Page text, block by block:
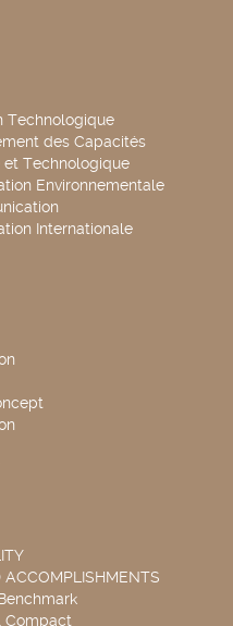
Technologique
des Capacités
et Technologique
Environnementale
Internationale
Compact